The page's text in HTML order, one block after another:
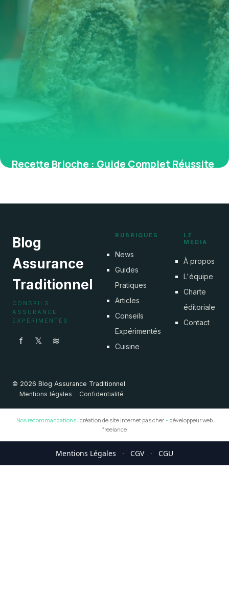
Recette Brioche : Guide Complet Réussite
Blog
Assurance
Traditionnel
CONSEILS
ASSURANCE
EXPÉRIMENTÉS
f 𝕏 ≋
RUBRIQUES
News
Guides
Pratiques
Articles
Conseils
Expérimentés
Cuisine
LE
MÉDIA
À propos
L'équipe
Charte
éditoriale
Contact
© 2026 Blog Assurance Traditionnel
Mentions légales
Confidentialité
Nos recommandations : création de site internet pas cher • développeur web
freelance
Mentions Légales · CGV · CGU